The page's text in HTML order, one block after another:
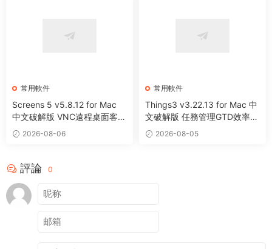
常用軟件
Screens 5 v5.8.12 for Mac
中文破解版 VNC遠程桌面客戶
端應用程序
2026-08-06
常用軟件
Things3 v3.22.13 for Mac 中
文破解版 任務管理GTD效率工
具 2026-08-05
評論 0